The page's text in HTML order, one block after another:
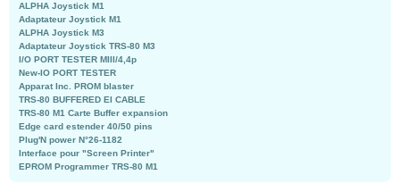
ALPHA Joystick M1
Adaptateur Joystick M1
ALPHA Joystick M3
Adaptateur Joystick TRS-80 M3
I/O PORT TESTER MIII/4,4p
New-IO PORT TESTER
Apparat Inc. PROM blaster
TRS-80 BUFFERED EI CABLE
TRS-80 M1 Carte Buffer expansion
Edge card estender 40/50 pins
Plug'N power N°26-1182
Interface pour "Screen Printer"
EPROM Programmer TRS-80 M1